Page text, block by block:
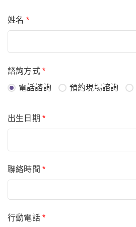
姓名 *
諮詢方式*
電話諮詢
預約現場諮詢
出生日期*
聯絡時間*
行動電話*